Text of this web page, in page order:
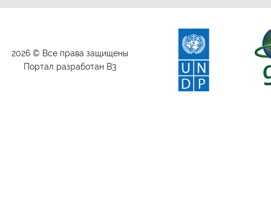
2026 © Все права защищены
Портал разработан B3